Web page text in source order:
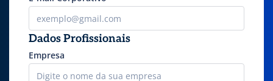
Dados Profissionais
Empresa